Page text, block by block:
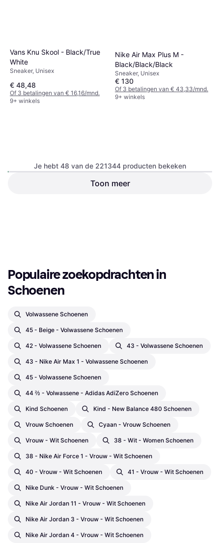
Vans Knu Skool - Black/True
White
Sneaker, Unisex
€ 48,48
Of 3 betalingen van € 16,16/mnd.
9+ winkels
Nike Air Max Plus M -
Black/Black/Black
Sneaker, Unisex
€ 130
Of 3 betalingen van € 43,33/mnd.
9+ winkels
adidas Handball Spezial -
Je hebt 48 van de 221344 producten bekeken
Toon meer
Populaire zoekopdrachten in
Schoenen
Volwassene Schoenen
45 - Beige - Volwassene Schoenen
42 - Volwassene Schoenen 43 - Volwassene Schoenen
43 - Nike Air Max 1 - Volwassene Schoenen
45 - Volwassene Schoenen
44 ⅔ - Volwassene - Adidas AdiZero Schoenen
Kind Schoenen Kind - New Balance 480 Schoenen
Vrouw Schoenen Cyaan - Vrouw Schoenen
Vrouw - Wit Schoenen 38 - Wit - Women Schoenen
38 - Nike Air Force 1 - Vrouw - Wit Schoenen
40 - Vrouw - Wit Schoenen 41 - Vrouw - Wit Schoenen
Nike Dunk - Vrouw - Wit Schoenen
Nike Air Jordan 11 - Vrouw - Wit Schoenen
Nike Air Jordan 3 - Vrouw - Wit Schoenen
Nike Air Jordan 4 - Vrouw - Wit Schoenen